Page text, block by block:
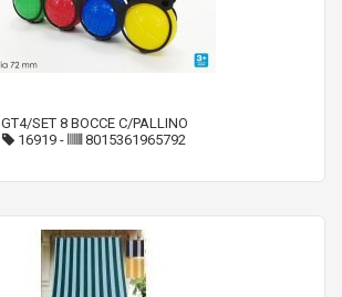
GT4/SET 8 BOCCE C/PALLINO
16919 - 8015361965792